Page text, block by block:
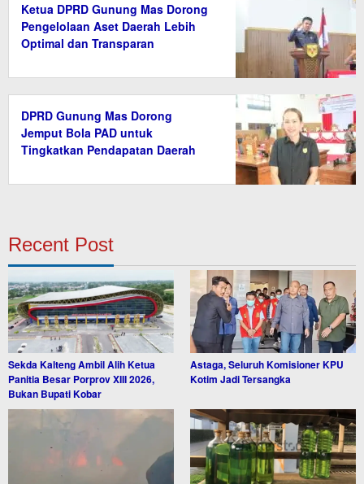
Ketua DPRD Gunung Mas Dorong
Pengelolaan Aset Daerah Lebih
Optimal dan Transparan
DPRD Gunung Mas Dorong
Jemput Bola PAD untuk
Tingkatkan Pendapatan Daerah
Recent Post
Sekda Kalteng Ambil Alih Ketua
Panitia Besar Porprov XIII 2026,
Bukan Bupati Kobar
Astaga, Seluruh Komisioner KPU
Kotim Jadi Tersangka